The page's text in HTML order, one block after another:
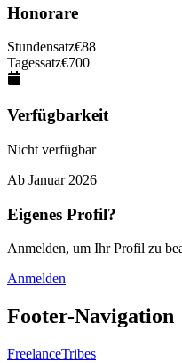
Honorare
Stundensatz€88
Tagessatz€700
Verfügbarkeit
Nicht verfügbar
Ab Januar 2026
Eigenes Profil?
Anmelden, um Ihr Profil zu
Anmelden
Footer-Navigation
FreelanceTribes